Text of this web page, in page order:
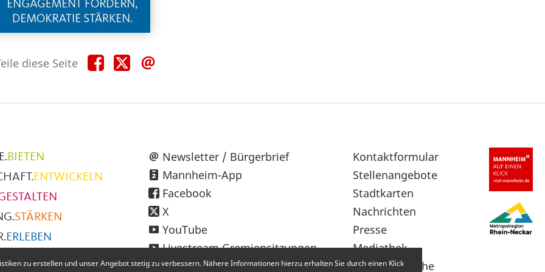
diese Seite Teile
diese
Teile
diese
BIETEN
ENTWICKELN
STÄRKEN
ERLEBEN
Newsletter / Bürgerbrief
Mannheim-App
Facebook
X
YouTube
Livestream Gremiensitzungen
Instagram
Sekundärnavigation
im
Fußbereich
Kontaktformular
Stellenangebote
Stadtkarten
Nachrichten
Presse
Mediathek
Leichte Sprache
zu erstellen und unser Angebot stetig zu verbessern. Nähere Informationen hierzu erhalten Sie durch einen Klick